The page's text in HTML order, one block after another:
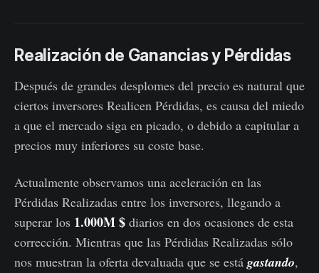
Realización de Ganancias y Pérdidas
Después de grandes desplomes del precio es natural que
ciertos inversores Realicen Pérdidas, es causa del miedo
a que el mercado siga en picado, o debido a capitular a
precios muy inferiores su coste base.
Actualmente observamos una aceleración en las
Pérdidas Realizadas entre los inversores, llegando a
superar los 1.000M $ diarios en dos ocasiones de esta
corrección. Mientras que las Pérdidas Realizadas sólo
nos muestran la oferta devaluada que se está gastando,